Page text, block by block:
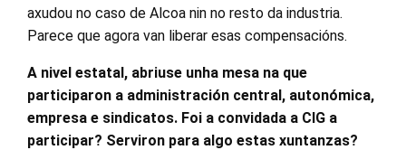
axudou no caso de Alcoa nin no resto da industria.
Parece que agora van liberar esas compensacións.
A nivel estatal, abriuse unha mesa na que
participaron a administración central, autonómica,
empresa e sindicatos. Foi a convidada a CIG a
participar? Serviron para algo estas xuntanzas?